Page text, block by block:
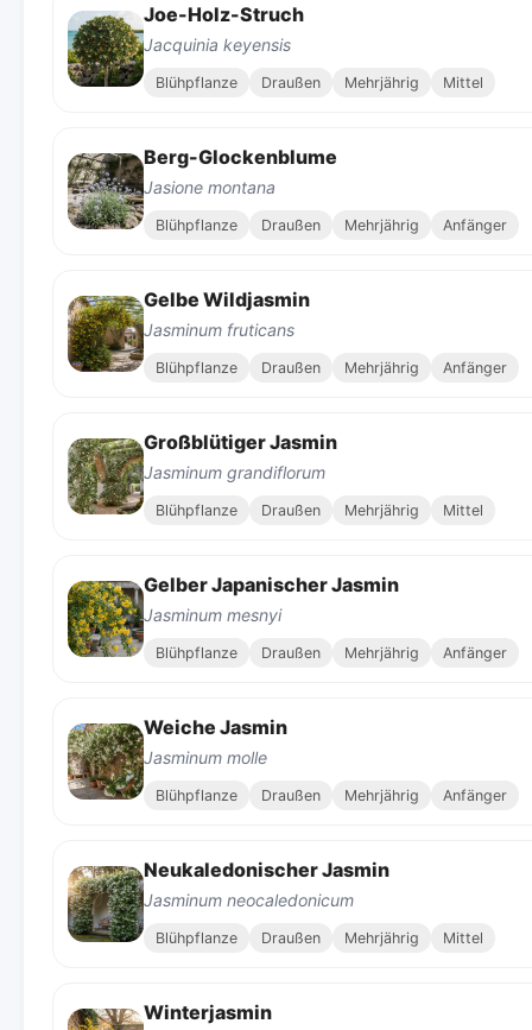
Joe-Holz-Struch
Jacquinia keyensis
Blühpflanze Draußen Mehrjährig Mittel
Berg-Glockenblume
Jasione montana
Blühpflanze Draußen Mehrjährig Anfänger
Gelbe Wildjasmin
Jasminum fruticans
Blühpflanze Draußen Mehrjährig Anfänger
Großblütiger Jasmin
Jasminum grandiflorum
Blühpflanze Draußen Mehrjährig Mittel
Gelber Japanischer Jasmin
Jasminum mesnyi
Blühpflanze Draußen Mehrjährig Anfänger
Weiche Jasmin
Jasminum molle
Blühpflanze Draußen Mehrjährig Anfänger
Neukaledonischer Jasmin
Jasminum neocaledonicum
Blühpflanze Draußen Mehrjährig Mittel
Winterjasmin